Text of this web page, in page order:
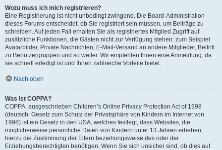
Wozu muss ich mich registrieren?
Eine Registrierung ist nicht unbedingt zwingend. Die Board-Administration
dieses Forums entscheidet, ob Sie registriert sein müssen, um Beiträge zu
schreiben. Auf jeden Fall erhalten Sie als registriertes Mitglied Zugriff auf
zusätzliche Funktionen, die Gästen nicht zur Verfügung stehen: zum Beispiel
Avatarbilder, Private Nachrichten, E-Mail-Versand an andere Mitglieder, Beitritt
zu Benutzergruppen und so weiter. Wir empfehlen Ihnen eine Anmeldung, da
sie schnell erledigt ist und Ihnen zahlreiche Vorteile bietet.
Nach oben
Was ist COPPA?
COPPA, ausgeschrieben Children’s Online Privacy Protection Act of 1998
(deutsch: Gesetz zum Schutz der Privatsphäre von Kindern im Internet von
1998) ist ein Gesetz in den USA, welches festlegt, dass Websites, die
möglicherweise persönliche Daten von Kindern unter 13 Jahren erheben,
hierzu die Zustimmung der Eltern beziehungsweise des oder der
Erziehungsberechtigten benötigen. Wenn Sie sich unsicher sind, ob dies auf